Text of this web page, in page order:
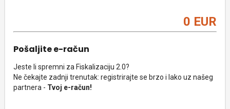
0 EUR
Pošaljite e-račun
Jeste li spremni za Fiskalizaciju 2.0?
Ne čekajte zadnji trenutak: registrirajte se brzo i lako uz našeg
partnera - Tvoj e-račun!